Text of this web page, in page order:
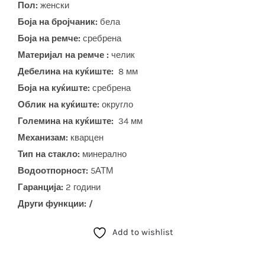
Пол: женски
Боја на бројчаник: бела
Боја на ремче: сребрена
Материјал на ремче : челик
Дебелина на куќиште: 8 мм
Боја на куќиште: сребрена
Облик на куќиште: округло
Големина на куќиште: 34 мм
Механизам: кварцен
Тип на стакло: минерално
Водоотпорност: 5АТМ
Гаранција: 2 години
Други функции: /
Add to wishlist